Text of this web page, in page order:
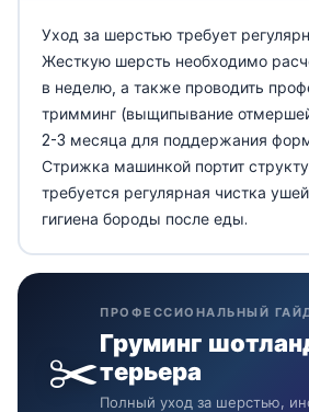
Уход за шерстью требует
Жесткую шерсть необходимо
в неделю, а также проводить
тримминг (выщипывание
2-3 месяца для поддержания
Стрижка машинкой портит
требуется регулярная чистка
гигиена бороды после еды.
✂️
ПРОФЕССИОНАЛЬНЫЙ
Груминг
терьера
Полный уход за шерстью,